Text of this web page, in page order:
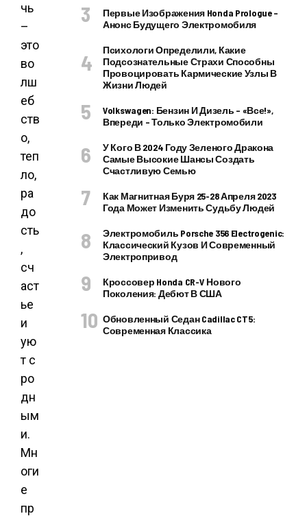
чь
–
это
во
лш
еб
ств
о,
теп
ло,
ра
до
сть
,
сч
аст
ье
и
ую
т с
ро
дн
ым
и.
Мн
оги
е
пр
Первые Изображения Honda Prologue –
Анонс Будущего Электромобиля
Психологи Определили, Какие
Подсознательные Страхи Способны
Провоцировать Кармические Узлы В
Жизни Людей
Volkswagen: Бензин И Дизель – «все!»,
Впереди – Только Электромобили
У Кого В 2024 Году Зеленого Дракона
Самые Высокие Шансы Создать
Счастливую Семью
Как Магнитная Буря 25-28 Апреля 2023
Года Может Изменить Судьбу Людей
Электромобиль Porsche 356 Electrogenic:
Классический Кузов И Современный
Электропривод
Кроссовер Honda CR-V Нового
Поколения: Дебют В США
Обновленный Седан Cadillac CT5:
Современная Классика